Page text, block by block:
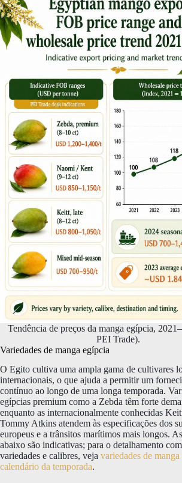
Tendência de preços da manga egípcia,
PEI Trade).
Variedades de manga egípcia
O Egito cultiva uma ampla gama de cultivares
internacionais, o que ajuda a permitir um
contínuo ao longo de uma longa temporada.
egípcias premium como a Zebda têm forte
enquanto as internacionalmente conhecidas
Tommy Atkins atendem às especificações dos
europeus e a trânsitos marítimos mais longos.
abaixo são indicativas; para o detalhamento
variedades e calibres, veja variedades de
calendário da temporada.